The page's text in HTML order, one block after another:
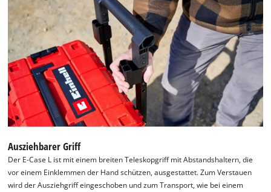
Ausziehbarer Griff
Der E-Case L ist mit einem breiten Teleskopgriff mit Abstandshaltern, die
vor einem Einklemmen der Hand schützen, ausgestattet. Zum Verstauen
wird der Ausziehgriff eingeschoben und zum Transport, wie bei einem